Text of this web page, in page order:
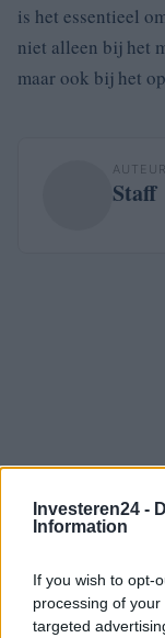
Investeren24 -
Information
If you wish to opt-
processing of
targeted
is het essentieel
niet alleen bij het
maar ook bij het
AUTEUR
Staff